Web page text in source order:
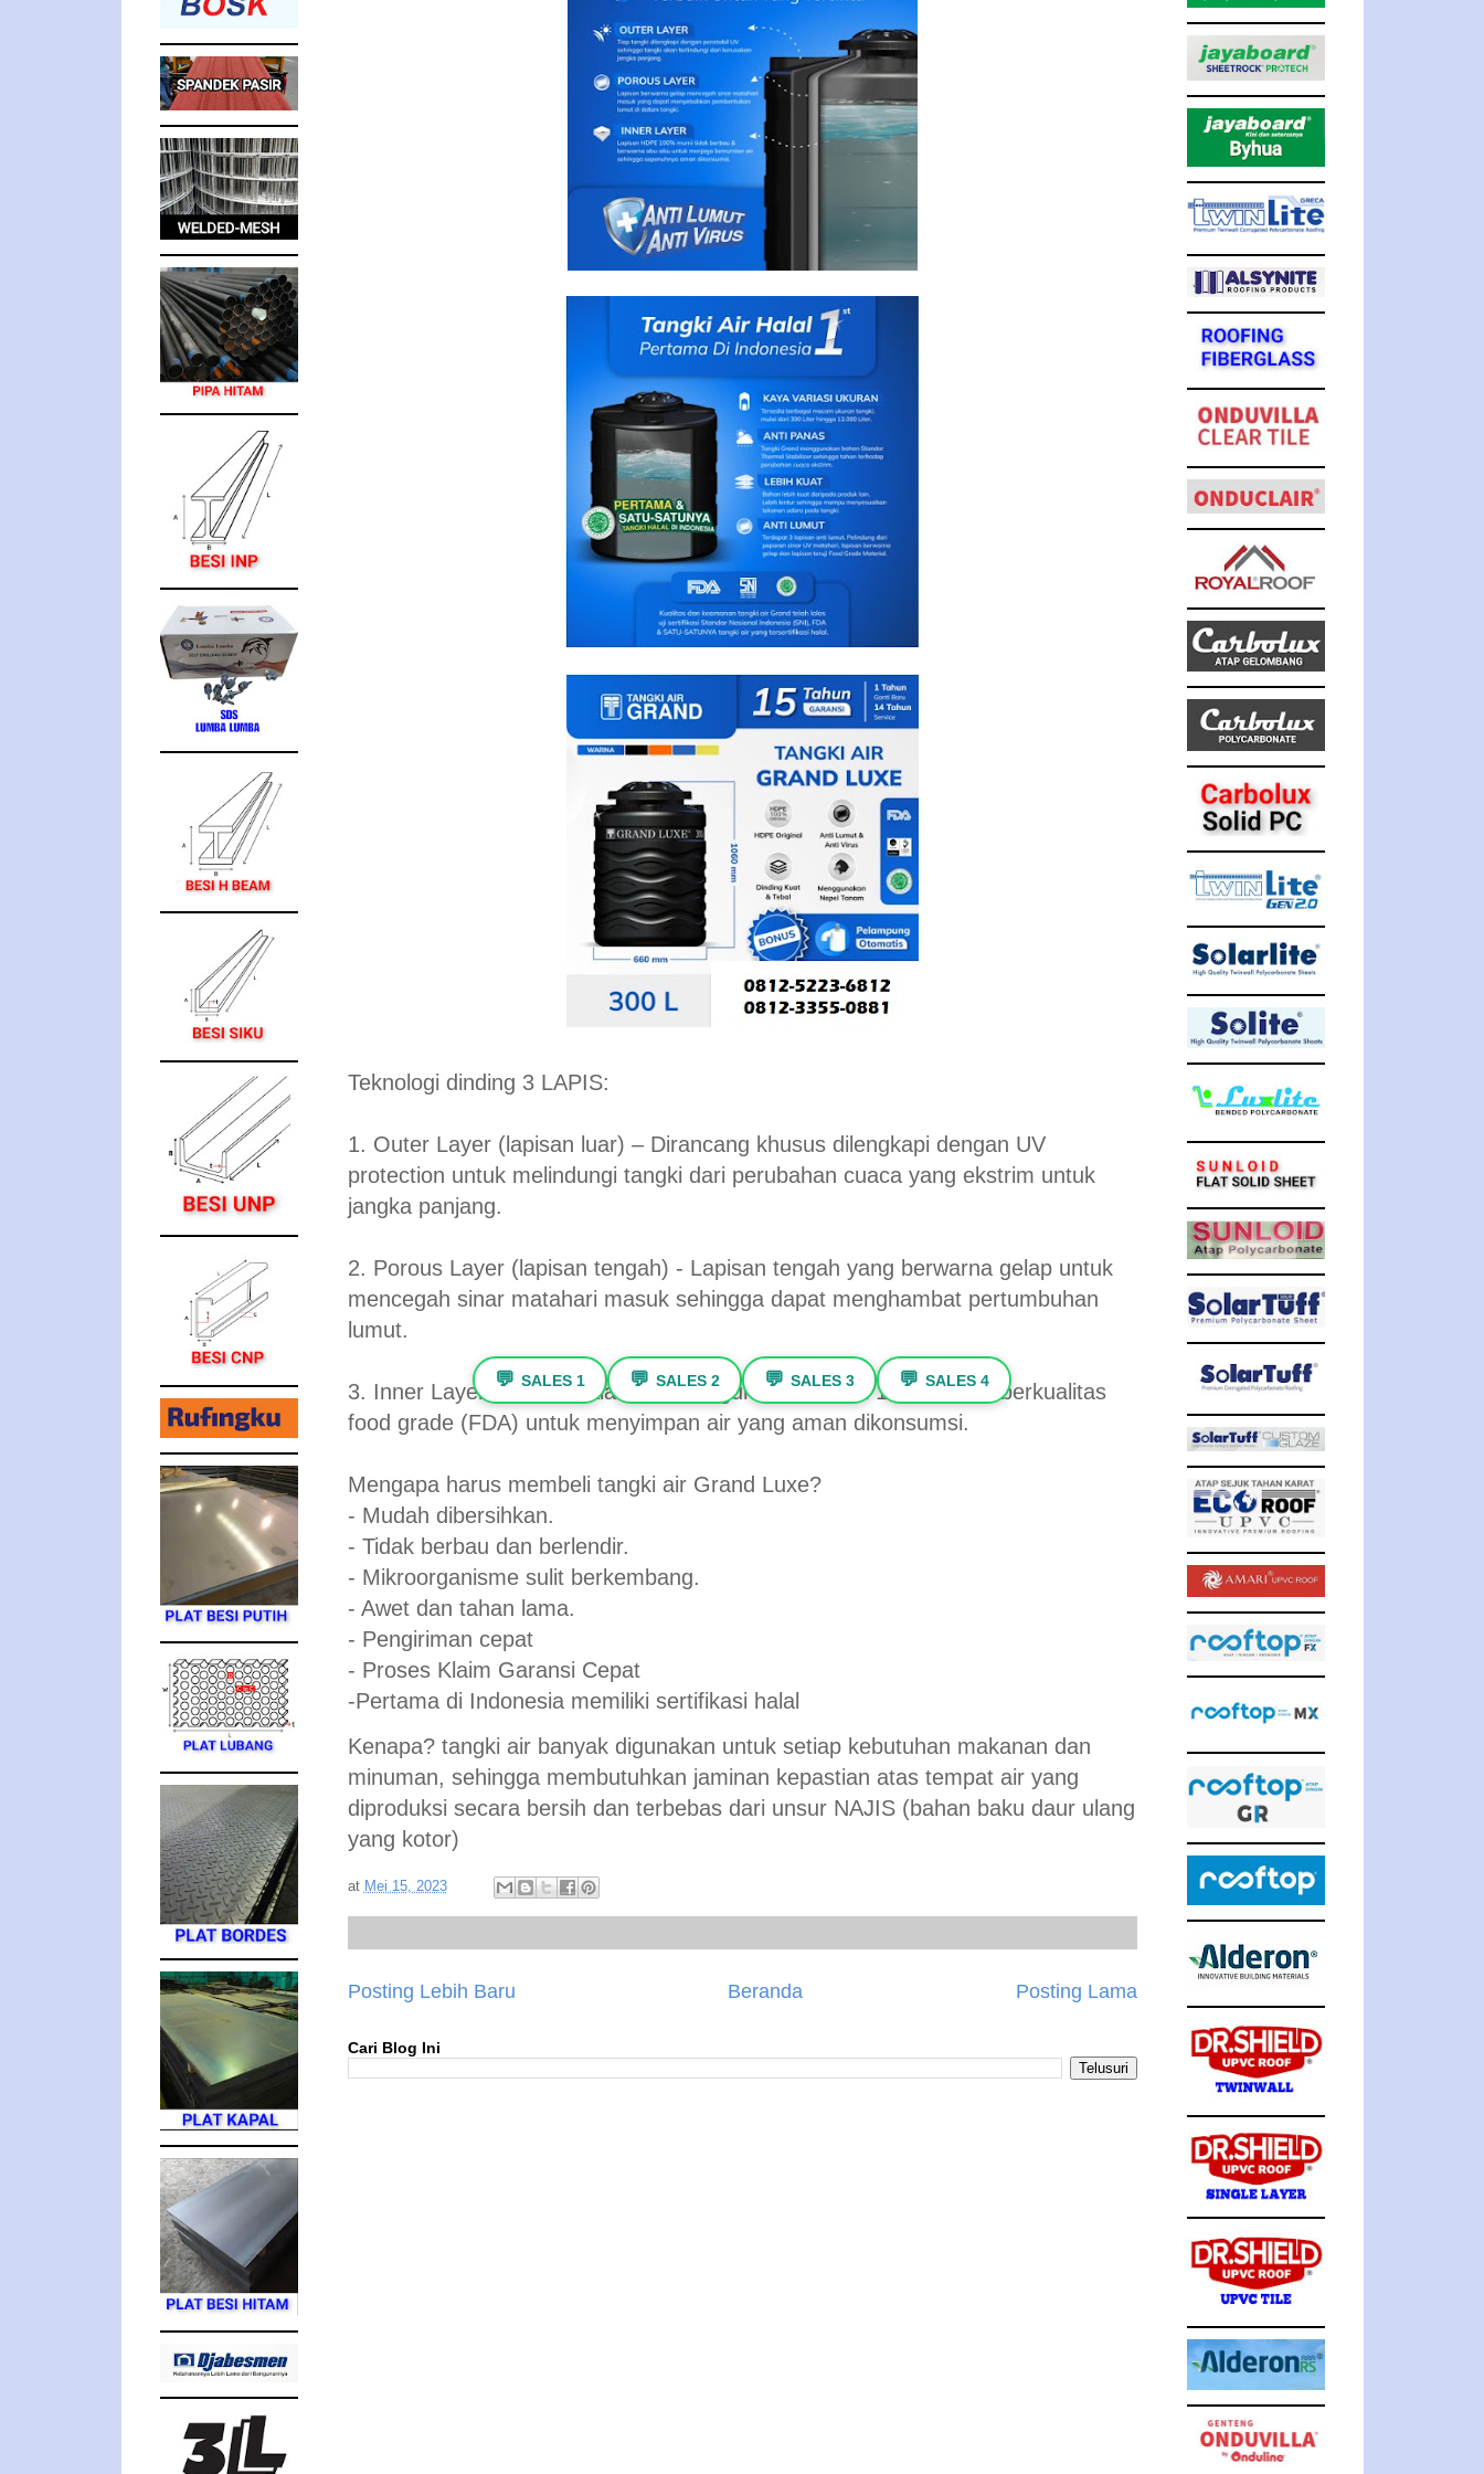
Teknologi dinding 3 LAPIS:
1. Outer Layer (lapisan luar) – Dirancang khusus dilengkapi dengan UV
protection untuk melindungi tangki dari perubahan cuaca yang ekstrim untuk
jangka panjang.
2. Porous Layer (lapisan tengah) - Lapisan tengah yang berwarna gelap untuk
mencegah sinar matahari masuk sehingga dapat menghambat pertumbuhan
lumut.
3. Inner Layer (lapisan dalam) - Menggunakan HDPE 100% murni berkualitas
food grade (FDA) untuk menyimpan air yang aman dikonsumsi.
Mengapa harus membeli tangki air Grand Luxe?
- Mudah dibersihkan.
- Tidak berbau dan berlendir.
- Mikroorganisme sulit berkembang.
- Awet dan tahan lama.
- Pengiriman cepat
- Proses Klaim Garansi Cepat
-Pertama di Indonesia memiliki sertifikasi halal
Kenapa? tangki air banyak digunakan untuk setiap kebutuhan makanan dan
minuman, sehingga membutuhkan jaminan kepastian atas tempat air yang
diproduksi secara bersih dan terbebas dari unsur NAJIS (bahan baku daur ulang
yang kotor)
at Mei 15, 2023
Posting Lebih Baru Posting Lama
Beranda
Cari Blog Ini
💬 SALES 1 💬 SALES 2 💬 SALES 3 💬 SALES 4